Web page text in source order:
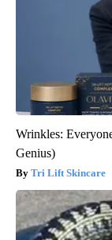
Wrinkles:
Genius)
Tri Lift Skincare